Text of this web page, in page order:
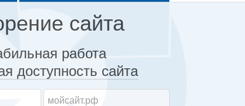
сайта
работа
доступность сайта